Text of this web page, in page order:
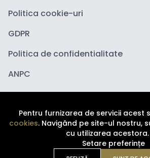
Politica cookie-uri
GDPR
Politica de confidentialitate
ANPC
Copyright ©2026
Pentru furnizarea de servicii acest
cookies. Navigând pe site-ul nostru,
cu utilizarea acestora.
Setare preferințe